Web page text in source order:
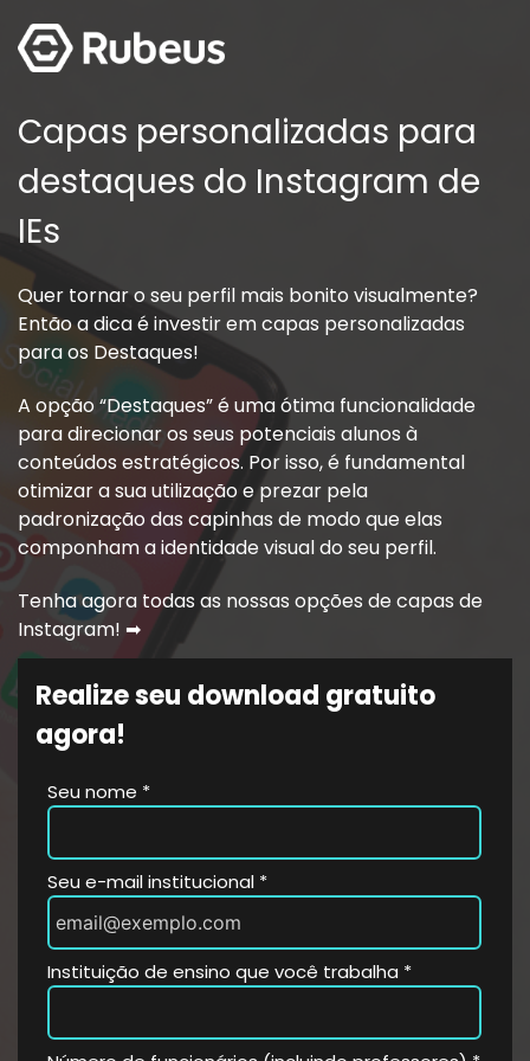
Capas personalizadas para
destaques do Instagram de
IEs
Quer tornar o seu perfil mais bonito visualmente?
Então a dica é investir em capas personalizadas
para os Destaques!
A opção “Destaques” é uma ótima funcionalidade
para direcionar os seus potenciais alunos à
conteúdos estratégicos. Por isso, é fundamental
otimizar a sua utilização e prezar pela
padronização das capinhas de modo que elas
componham a identidade visual do seu perfil.
Tenha agora todas as nossas opções de capas de
Instagram! ➡
Realize seu download gratuito
agora!
Seu nome *
Seu e-mail institucional *
Instituição de ensino que você trabalha *